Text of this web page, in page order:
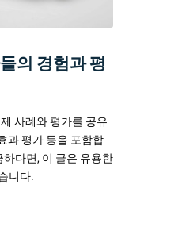
의 경험과 평
사례와 평가를 공유
과 평가 등을 포함합
다면, 이 글은 유용한
니다.